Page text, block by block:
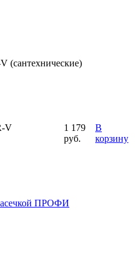
(сантехнические)
V
1 179
руб.
В
корзину
ПРОФИ